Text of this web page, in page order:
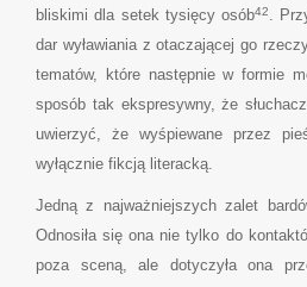
bliskimi dla setek tysięcy osób42.
dar wyławiania z otaczającej go
tematów, które następnie w formie
sposób tak ekspresywny, że
uwierzyć, że wyśpiewane przez
wyłącznie fikcją literacką.
Jedną z najważniejszych zalet
Odnosiła się ona nie tylko do
poza sceną, ale dotyczyła ona